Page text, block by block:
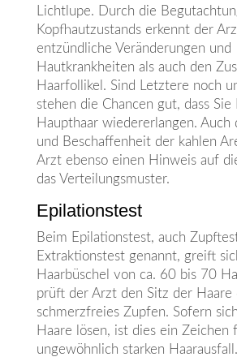
Lichtlupe. Durch die
Kopfhautzustands erkennt der
entzündliche Veränderungen und
Hautkrankheiten als auch den
Haarfollikel. Sind Letztere noch
stehen die Chancen gut, dass Sie
Haupthaar wiedererlangen. Auch
und Beschaffenheit der kahlen
Arzt ebenso einen Hinweis auf
das Verteilungsmuster.
Epilationstest
Beim Epilationstest, auch
Extraktionstest genannt, greift
Haarbüschel von ca. 60 bis 70
prüft der Arzt den Sitz der Haare
schmerzfreies Zupfen. Sofern
Haare lösen, ist dies ein Zeichen
ungewöhnlich starken